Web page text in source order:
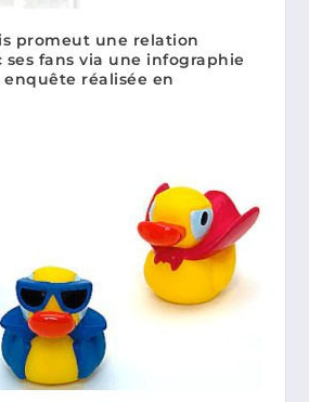
promeut une relation
ses fans via une infographie
réalisée en